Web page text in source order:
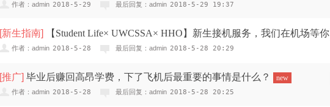
作者：admin 2018-5-29 最后回复：admin 2018-5-29 19:37
[新生指南] 【Student Life× UWCSSA× HHO】新生接机服务，我们在机场等你
new作者：admin 2018-5-28 最后回复：admin 2018-5-28 20:29
[推广] ​毕业后赚回高昂学费，下了飞机后最重要的事情是什么？ new
作者：admin 2018-5-28 最后回复：admin 2018-5-28 20:25